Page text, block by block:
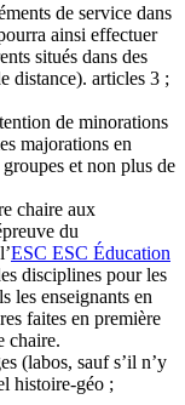
de service dans
ainsi effectuer
situés dans des
distance). articles 3 ;
de minorations
majorations en
et non plus de
chaire aux
du
ESC ESC Éducation
disciplines pour les
les enseignants en
faites en première
chaire.
(labos, sauf s’il n’y
histoire-géo ;